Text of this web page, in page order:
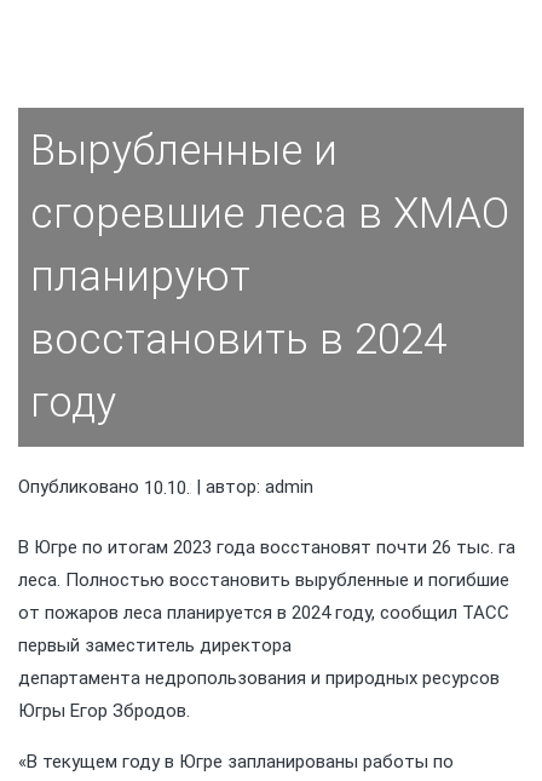
​Вырубленные и
сгоревшие леса в ХМАО
планируют
восстановить в 2024
году
Опубликовано 10.10.2023| автор: admin
В Югре по итогам 2023 года восстановят почти 26 тыс. га
леса. Полностью восстановить вырубленные и погибшие
от пожаров леса планируется в 2024 году, сообщил ТАСС
первый заместитель директора
департамента недропользования и природных ресурсов
Югры Егор Збродов.
«В текущем году в Югре запланированы работы по